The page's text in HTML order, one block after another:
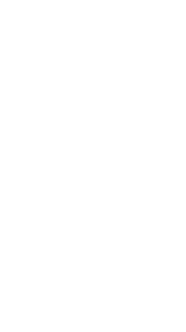
och till
och